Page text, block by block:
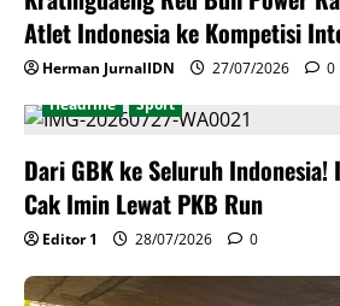
Atlet Indonesia ke Kompetisi
Herman JurnalIDN 27/07/2026
0
Headline
Sport
Dari GBK ke Seluruh Indonesia!
Cak Imin Lewat PKB Run
Editor 1 28/07/2026 0